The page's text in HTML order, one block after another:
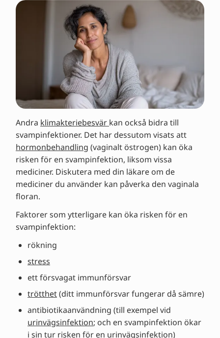
Andra klimakteriebesvär kan också bidra till
svampinfektioner. Det har dessutom visats att
hormonbehandling (vaginalt östrogen) kan öka
risken för en svampinfektion, liksom vissa
mediciner. Diskutera med din läkare om de
mediciner du använder kan påverka den vaginala
floran.
Faktorer som ytterligare kan öka risken för en
svampinfektion:
rökning
stress
ett försvagat immunförsvar
trötthet(ditt immunförsvar fungerar då sämre)
antibiotikaanvändning (till exempel vid
urinvägsinfektion; och en svampinfektion ökar
i sin tur risken för en urinvägsinfektion)